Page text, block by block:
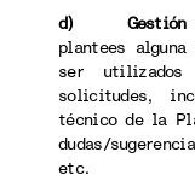
d) Gestión
plantees
ser utilizados
solicitudes,
técnico de la
dudas/
etc.